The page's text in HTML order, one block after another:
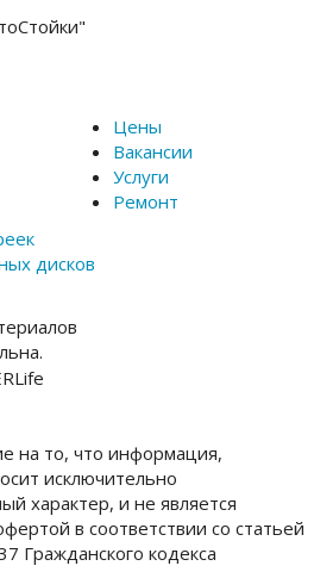
Цены
Вакансии
Услуги
Ремонт
дисков
на то, что информация,
исключительно
характер, и не является
в соответствии со статьей
Гражданского кодекса